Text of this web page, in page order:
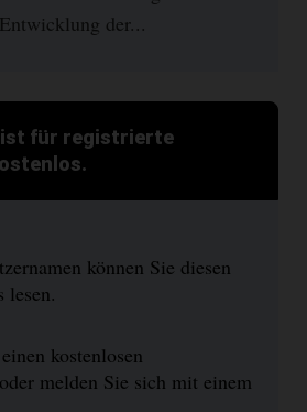
der...
ist für registrierte
können Sie diesen
lesen.
kostenlosen
melden Sie sich mit einem